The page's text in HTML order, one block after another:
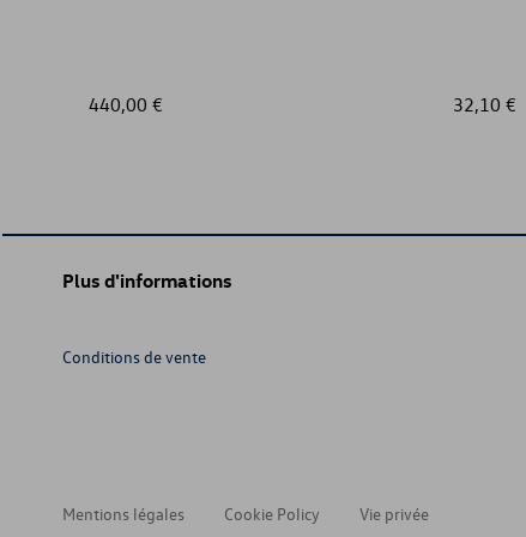
440,00 € 32,10 €
Plus d'informations
Conditions de vente
Mentions légales Cookie Policy
Vie privée